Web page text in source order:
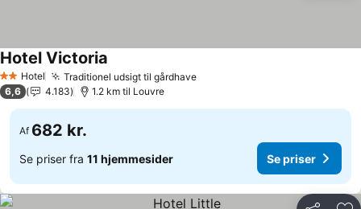
2 Stjerner
Hotel Traditionel udsigt til gårdhaveSe priser
Hotel Victoria
6,6 4.183 1.2 km til Louvre
Af 682 kr.
Se priser fra 11 hjemmesider Se priser